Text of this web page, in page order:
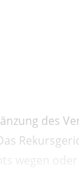
des
wegen oder